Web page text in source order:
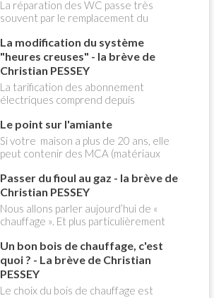
La réparation des WC passe très
souvent par le remplacement du
expliquer
La modification du système
"heures creuses" - la brève de
Christian PESSEY
La tarification des abonnement
électriques comprend depuis
pleines, heures creuses. Aujourd'hui
Christian PESSEY vous explique tout
ce qu'il faut savoir sur la nouvelle
modification du système "heures
creuses" qui concerne près de 15
millions de Français !
Le point sur l'amiante
Si votre maison a plus de 20 ans, elle
peut contenir des MCA (matériaux
panique, on fait le point dans notre
flash news n°3 spéciale Amiante et
ses dangers avec Christian Pessey
Passer du fioul au gaz - la brève de
Christian PESSEY
Nous allons parler aujourd’hui de «
chauffage ». Et plus particulièrement
aborder l’abandon du fioul au profit du
gaz.
Un bon bois de chauffage, c'est
quoi ? - La brève de Christian
PESSEY
Le choix du bois de chauffage est